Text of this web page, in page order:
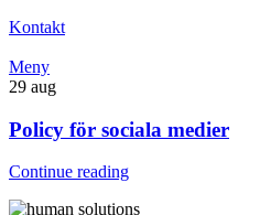
Kontakt
Meny
29 aug
Policy för sociala medier
Continue reading